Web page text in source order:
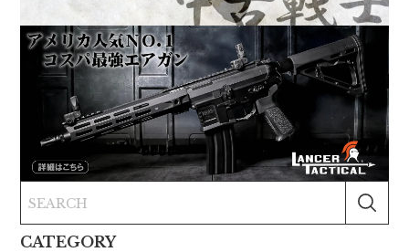
CATEGORY